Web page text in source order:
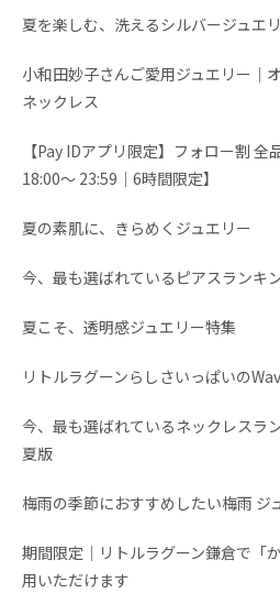
夏を楽しむ、洗えるシルバージュエ
小和田妙子さんご愛用ジュエリー｜
ネックレス
【Pay IDアプリ限定】フォロー割
18:00～ 23:59│6時間限定】
夏の素肌に、きらめくジュエリー
今、最も選ばれているピアスランキ
夏こそ、透明感ジュエリー特集
リトルラグーンらしさいっぱいの
今、最も選ばれているネックレスラ
夏版
梅雨の季節におすすめしたい梅雨 ジ
期間限定│リトルラグーン鎌倉で「
用いただけます